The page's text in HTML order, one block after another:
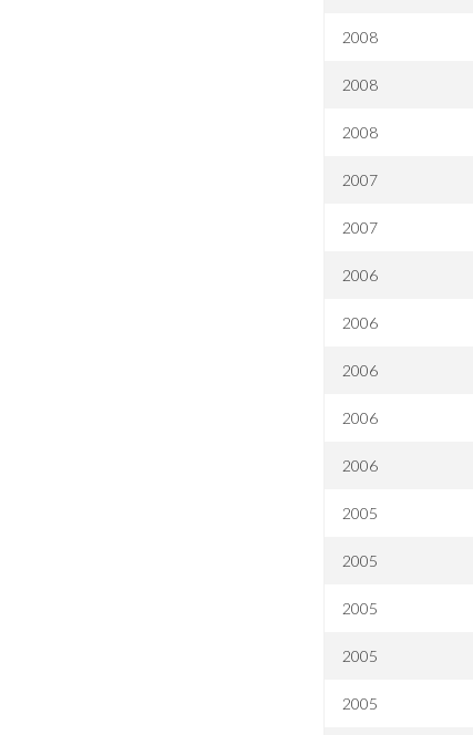
2008
2008
2008
2007
2007
2006
2006
2006
2006
2006
2005
2005
2005
2005
2005